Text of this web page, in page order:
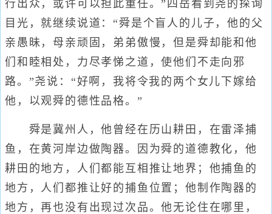
行出众，或许可以担此重任。”四岳看到尧的探询
目光，就继续说道：“舜是个盲人的儿子，他的父
亲愚昧，母亲顽固，弟弟傲慢，但是舜却能和他
们和睦相处，力尽孝悌之道，使他们不走向邪
路。”尧说：“好啊，我将令我的两个女儿下嫁给
他，以观舜的德性品格。”
舜是冀州人，他曾经在历山耕田，在雷泽捕
鱼，在黄河岸边做陶器。因为舜的道德教化，他
耕田的地方，人们都能互相推让地界；他捕鱼的
地方，人们都推让好的捕鱼位置；他制作陶器的
地方，再也没有出现过次品。他无论住在哪里，